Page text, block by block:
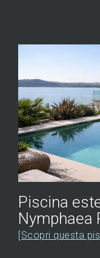
Piscina
Nymphaea
[Scopri questa